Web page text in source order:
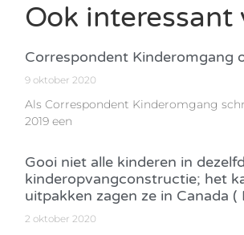
Ook interessant
Correspondent Kinderomgang
9 oktober 2020
Als Correspondent Kinderomgang
2019 een
Gooi niet alle kinderen in
kinderopvangconstructie; het
uitpakken zagen ze in Canada (
2 oktober 2020